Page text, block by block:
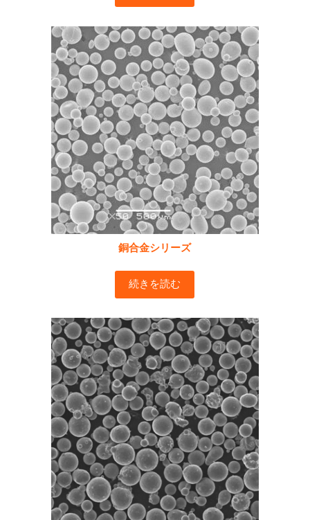
銅合金シリーズ
続きを読む